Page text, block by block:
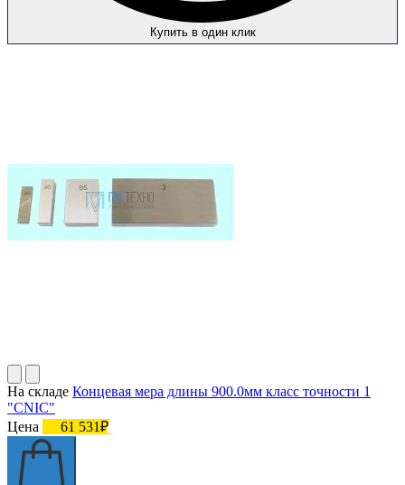
Купить в один клик
На складе Концевая мера длины 900.0мм класс точности 1
"CNIC"
Цена
61 531₽